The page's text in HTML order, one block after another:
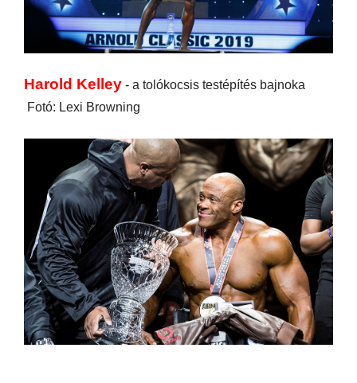
Harold Kelley - a tolókocsis testépítés bajnoka
Fotó: Lexi Browning